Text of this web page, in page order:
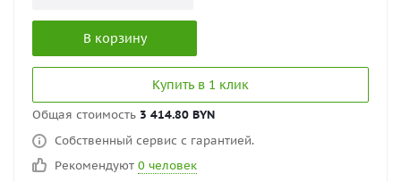
В корзину
Купить в 1 клик
Общая стоимость 3 414.80 BYN
Собственный сервис с гарантией.
Рекомендуют 0 человек